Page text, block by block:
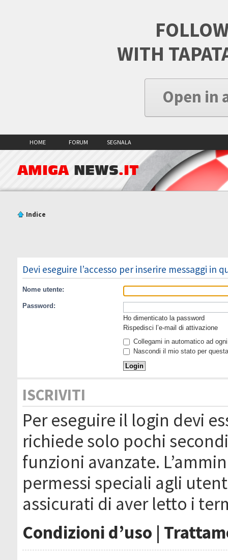
WITH
Open in
HOME FORUM SEGNALA
AMIGA NEWS.IT
Indice
Devi eseguire l’accesso per inserire messaggi in
Nome utente:
Password:
Ho dimenticato la password
Rispedisci l’e-mail di attivazione
Collegami in automatico ad
Nascondi il mio stato per
ISCRIVITI
Per eseguire il login devi
richiede solo pochi
funzioni avanzate.
permessi speciali agli
assicurati di aver letto i
Condizioni d’uso |